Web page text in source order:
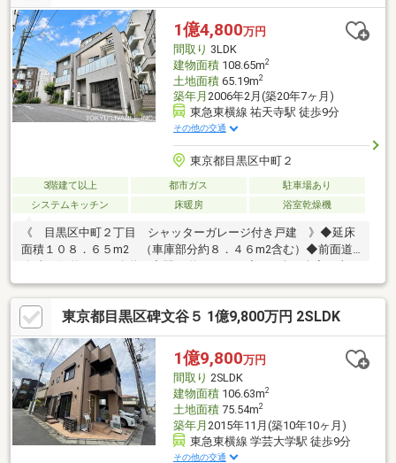
1億4,800万円
間取り 3LDK
建物面積108.65m2
土地面積65.19m2
築年月 2006年2月(築20年7ヶ月)
東急東横線 祐天寺駅 徒歩9分
その他の交通
東京都目黒区中町２
3階建て以上 都市ガス
駐車場あり
システムキッチン
床暖房 浴室乾燥機
《 目黒区中町２丁目 シャッターガレージ付き戸建 》◆延床
面積１０８．６５m2 （車庫部分約８．４６m2含む）◆前面道
向きにつき陽当り良好◆シャッター付ガレージ ※ハイルーフ車
駐車可能◆３LDK （LDK１８．１帖）◆ウォークインクローゼ
ット＋シューズインクローゼット◆全室６帖以上 ※全室収納あ
り◆パントリー収納あり◆ベランダ（約８帖）◆バス（１６×２
０サイズ）◆洗面化粧台２基
東京都目黒区碑文谷５ 1億9,800万円 2SLDK
1億9,800万円
間取り 2SLDK
建物面積106.63m2
土地面積75.54m2
築年月 2015年11月(築10年10ヶ月)
東急東横線 学芸大学駅 徒歩9分
その他の交通